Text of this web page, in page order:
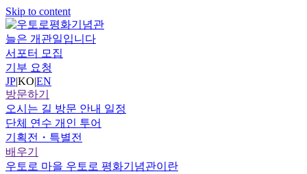
Skip to content
늘은 개관일입니다
서포터 모집
기부 요청
JP|KO|EN
방문하기
오시는 길 방문 안내 일정
단체 연수 개인 투어
기획전・특별전
배우기
우토로 마을 우토로 평화기념관이란